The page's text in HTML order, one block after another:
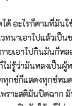
ไรก็ตามที่มันใช้
ทนาเอาไปแล้วเ
เอาไปกินมันก็ห
ไม่รู้ว่ามันหลงเป็
ททุกข์ก็แสดงทุก
พราะสติมันปิดฉ